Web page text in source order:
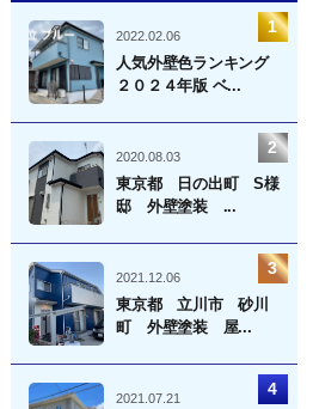
2022.02.06
人気外壁色ランキング
２０２４年版 ベ...
2020.08.03
東京都 日の出町 S様
邸 外壁塗装 ...
2021.12.06
東京都 立川市 砂川
町 外壁塗装 屋...
2021.07.21